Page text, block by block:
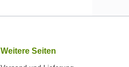
Weitere Seiten